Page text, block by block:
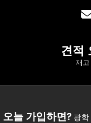
견적
재고
오늘 가입하면?광학